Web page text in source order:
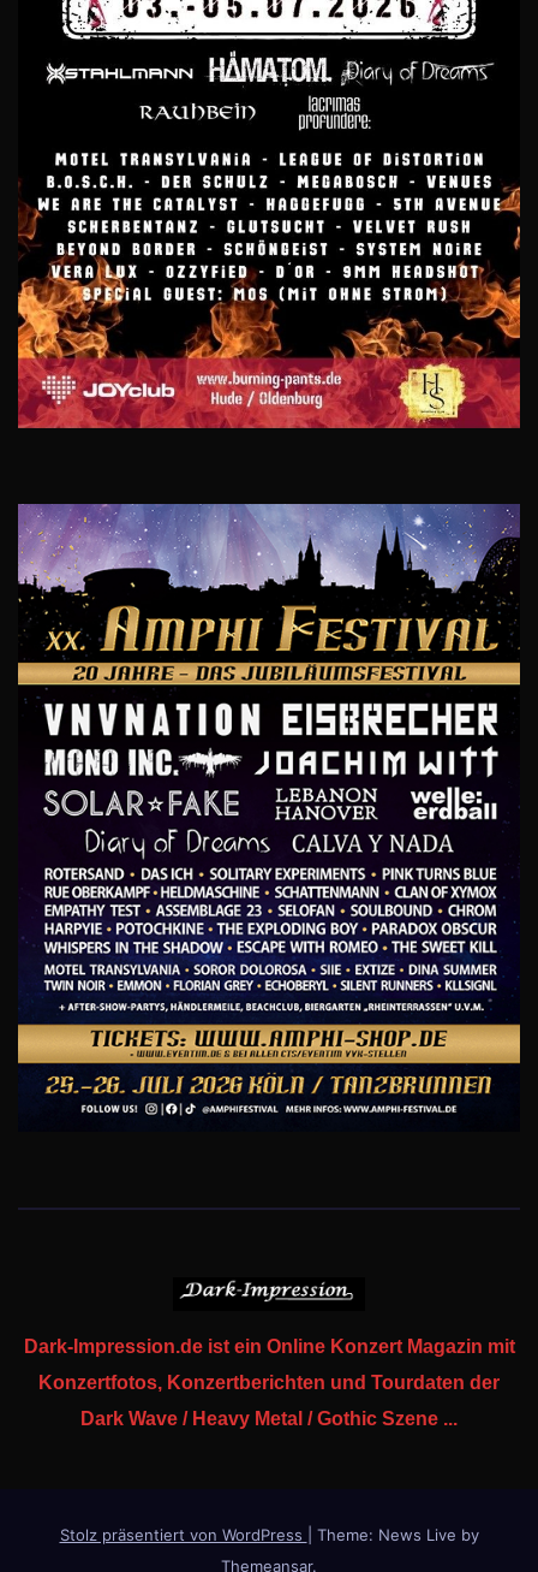
Dark-Impression.de ist ein Online Konzert Magazin mit
Konzertfotos, Konzertberichten und Tourdaten der
Dark Wave / Heavy Metal / Gothic Szene ...
Stolz präsentiert von WordPress
Theme: News Live by
Themeansar.